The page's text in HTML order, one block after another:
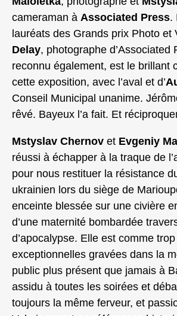
cameraman à Associated Press.
lauréats des Grands prix Photo et
Delay, photographe d’Associated
reconnu également, est le brillant
cette exposition, avec l’aval et d’
Conseil Municipal unanime.
rêvé. Bayeux l’a fait. Et
Mstyslav Chernov et Evgeniy
réussi à échapper à la traque de
pour nous restituer la résistance
ukrainien lors du siège de
enceinte blessée sur une civière
d’une maternité bombardée
d’apocalypse. Elle est comme trop
exceptionnelles gravées dans la
public plus présent que jamais à
assidu à toutes les soirées et
toujours la même ferveur, et